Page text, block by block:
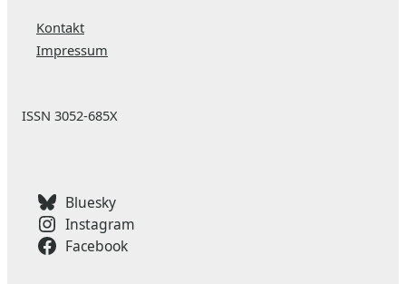
Kontakt
Impressum
ISSN 3052-685X
Bluesky
Instagram
Facebook